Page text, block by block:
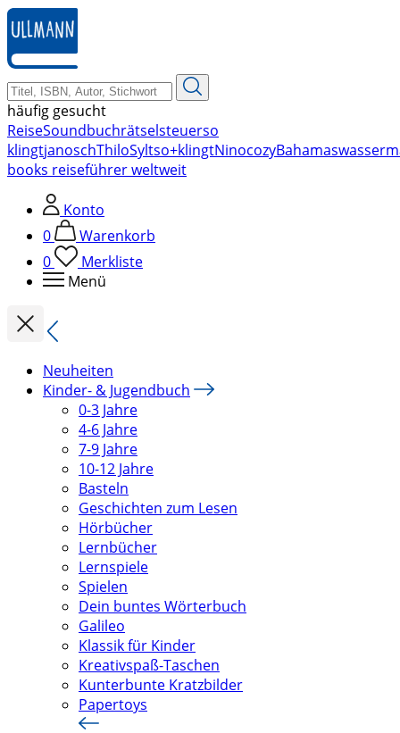
zum
Hauptinhalt
springen
häufig gesucht
ReiseSoundbuchrätselsteuerso
klingtjanoschThiloSyltso+klingtNinocozyBahamas
books reiseführer weltweit
Konto
0
Warenkorb
0
Merkliste
Menü
Neuheiten
Kinder- & Jugendbuch
0-3 Jahre
4-6 Jahre
7-9 Jahre
10-12 Jahre
Basteln
Geschichten zum Lesen
Hörbücher
Lernbücher
Lernspiele
Spielen
Dein buntes Wörterbuch
Galileo
Klassik für Kinder
Kreativspaß-Taschen
Kunterbunte Kratzbilder
Papertoys